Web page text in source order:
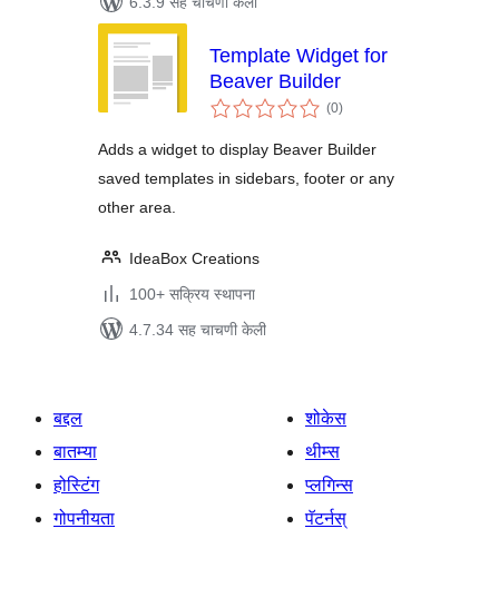
Template Widget for
Beaver Builder
(0एकूण
मूल्यांकन
)
Adds a widget to display Beaver Builder
saved templates in sidebars, footer or any
other area.
IdeaBox Creations
100+ सक्रिय स्थापना
4.7.34 सह चाचणी केली
बद्दल
बातम्या
होस्टिंग
गोपनीयता
शोकेस
थीम्स
प्लगिन्स
पॅटर्नस्